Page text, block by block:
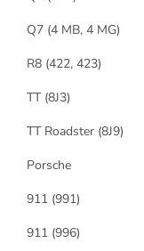
Q7 (4 MB, 4 MG)
R8 (422, 423)
TT (8J3)
TT Roadster (8J9)
Porsche
911 (991)
911 (996)